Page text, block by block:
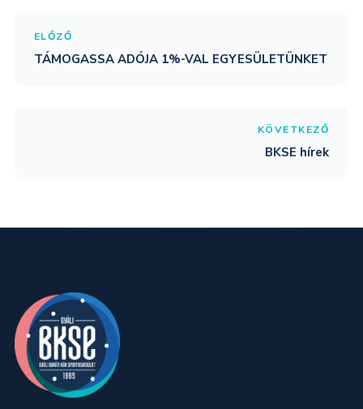
ELŐZŐ
TÁMOGASSA ADÓJA 1%-VAL EGYESÜLETÜNKET
KÖVETKEZŐ
BKSE hírek